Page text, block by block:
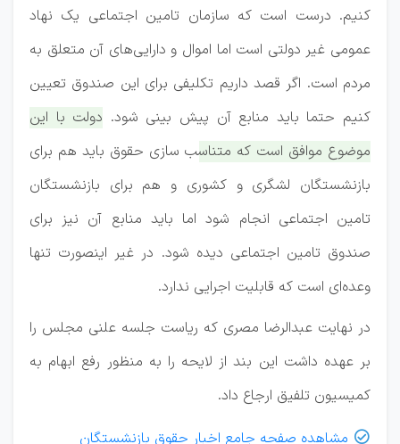
کنیم. درست است که سازمان تامین اجتماعی یک نهاد
عمومی غیر دولتی است اما اموال و دارایی‌های آن متعلق به
مردم است. اگر قصد داریم تکلیفی برای این صندوق تعیین
کنیم حتما باید منابع آن پیش بینی شود. دولت با این
موضوع موافق است که متناسب سازی حقوق باید هم برای
بازنشستگان لشگری و کشوری و هم برای بازنشستگان
تامین اجتماعی انجام شود اما باید منابع آن نیز برای
صندوق تامین اجتماعی دیده شود. در غیر اینصورت تنها
وعده‌ای است که قابلیت اجرایی ندارد.
در نهایت عبدالرضا مصری که ریاست جلسه علنی مجلس را
بر عهده داشت این بند از لایحه را به منظور رفع ابهام به
کمیسیون تلفیق ارجاع داد.
 مشاهده صفحه جامع اخبار حقوق بازنشستگان